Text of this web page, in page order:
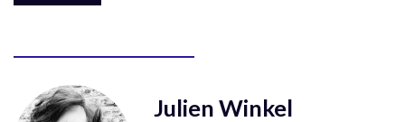
Julien Winkel